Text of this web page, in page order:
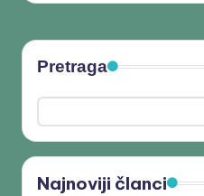
Pretraga
Najnoviji članci